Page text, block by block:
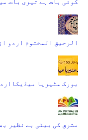
الرحیق المختوم اردو
بورک مٹیریا
مشرق کی بیٹی بے نظیر